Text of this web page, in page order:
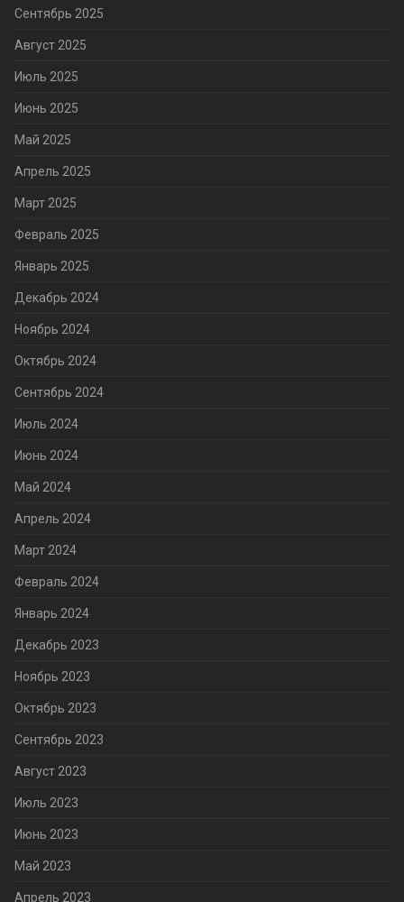
Сентябрь 2025
Август 2025
Июль 2025
Июнь 2025
Май 2025
Апрель 2025
Март 2025
Февраль 2025
Январь 2025
Декабрь 2024
Ноябрь 2024
Октябрь 2024
Сентябрь 2024
Июль 2024
Июнь 2024
Май 2024
Апрель 2024
Март 2024
Февраль 2024
Январь 2024
Декабрь 2023
Ноябрь 2023
Октябрь 2023
Сентябрь 2023
Август 2023
Июль 2023
Июнь 2023
Май 2023
Апрель 2023